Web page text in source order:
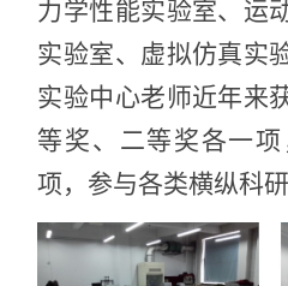
力学性能实验室、运
实验室、虚拟仿真实
实验中心老师近年来
等奖、二等奖各一
项，参与各类横纵科研